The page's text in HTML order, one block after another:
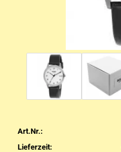
Art.Nr.:
Lieferzeit: